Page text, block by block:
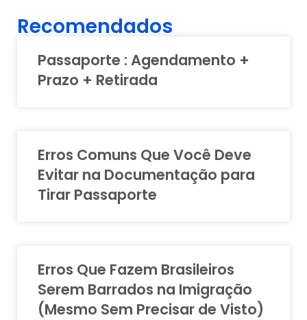
Recomendados
Passaporte : Agendamento +
Prazo + Retirada
Erros Comuns Que Você Deve
Evitar na Documentação para
Tirar Passaporte
Erros Que Fazem Brasileiros
Serem Barrados na Imigração
(Mesmo Sem Precisar de Visto)